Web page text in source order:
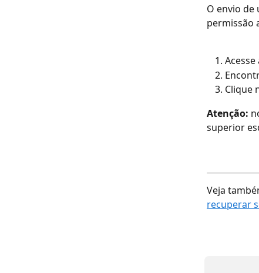
O envio de
permissão
Clique
Atenção:
superior
Veja
recuperar